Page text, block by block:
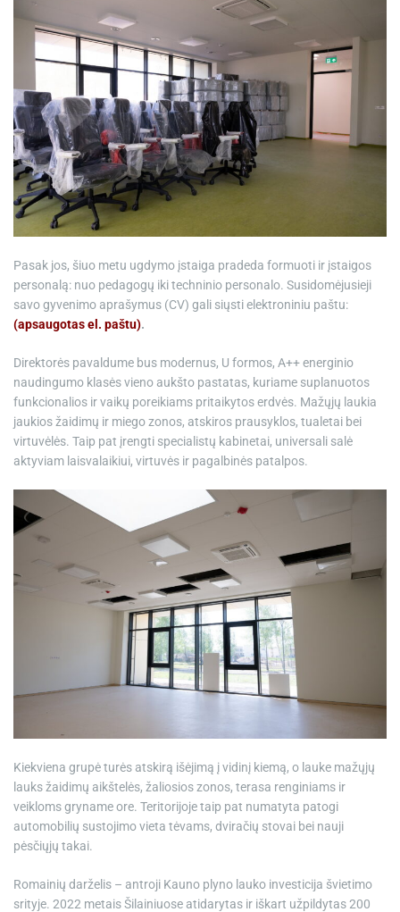
Pasak jos, šiuo metu ugdymo įstaiga pradeda formuoti ir įstaigos
personalą: nuo pedagogų iki techninio personalo. Susidomėjusieji
savo gyvenimo aprašymus (CV) gali siųsti elektroniniu paštu:
(apsaugotas el. paštu).
Direktorės pavaldume bus modernus, U formos, A++ energinio
naudingumo klasės vieno aukšto pastatas, kuriame suplanuotos
funkcionalios ir vaikų poreikiams pritaikytos erdvės. Mažųjų laukia
jaukios žaidimų ir miego zonos, atskiros prausyklos, tualetai bei
virtuvėlės. Taip pat įrengti specialistų kabinetai, universali salė
aktyviam laisvalaikiui, virtuvės ir pagalbinės patalpos.
Kiekviena grupė turės atskirą išėjimą į vidinį kiemą, o lauke mažųjų
lauks žaidimų aikštelės, žaliosios zonos, terasa renginiams ir
veikloms gryname ore. Teritorijoje taip pat numatyta patogi
automobilių sustojimo vieta tėvams, dviračių stovai bei nauji
pėsčiųjų takai.
Romainių darželis – antroji Kauno plyno lauko investicija švietimo
srityje. 2022 metais Šilainiuose atidarytas ir iškart užpildytas 200